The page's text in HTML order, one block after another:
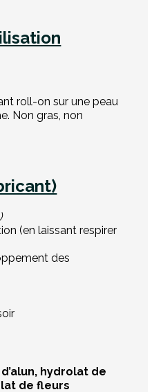
roll-on sur une peau
Non gras, non
(en laissant respirer
des
hydrolat de
de fleurs